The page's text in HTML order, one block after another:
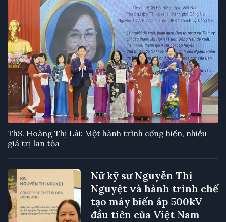
ThS. Hoàng Thị Lài: Một hành trình cống hiến, nhiều
giá trị lan tỏa
Nữ kỹ sư Nguyễn Thị
Nguyệt và hành trình chế
tạo máy biến áp 500kV
đầu tiên của Việt Nam